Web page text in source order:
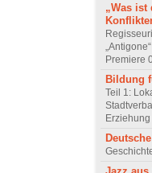
„Was ist
Premiere
Bildung
Teil 1: